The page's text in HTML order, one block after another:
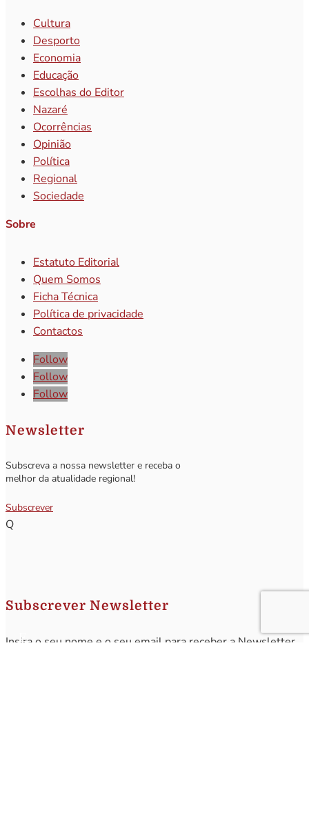
Cultura
Desporto
Economia
Educação
Escolhas do Editor
Nazaré
Ocorrências
Opinião
Política
Regional
Sociedade
Sobre
Estatuto Editorial
Quem Somos
Ficha Técnica
Política de privacidade
Contactos
Follow
Follow
Follow
Newsletter
Subscreva a nossa newsletter e receba o
melhor da atualidade regional!
Subscrever
Q
Subscrever Newsletter
Insira o seu nome e o seu email para receber a Newsletter.